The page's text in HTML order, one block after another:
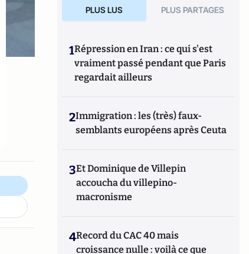
PLUS LUS PLUS PARTAGES
1Répression en Iran : ce qui s'est
vraiment passé pendant que Paris
regardait ailleurs
2Immigration : les (très) faux-
semblants européens après Ceuta
3Et Dominique de Villepin
accoucha du villepino-
macronisme
4Record du CAC 40 mais
croissance nulle : voilà ce que